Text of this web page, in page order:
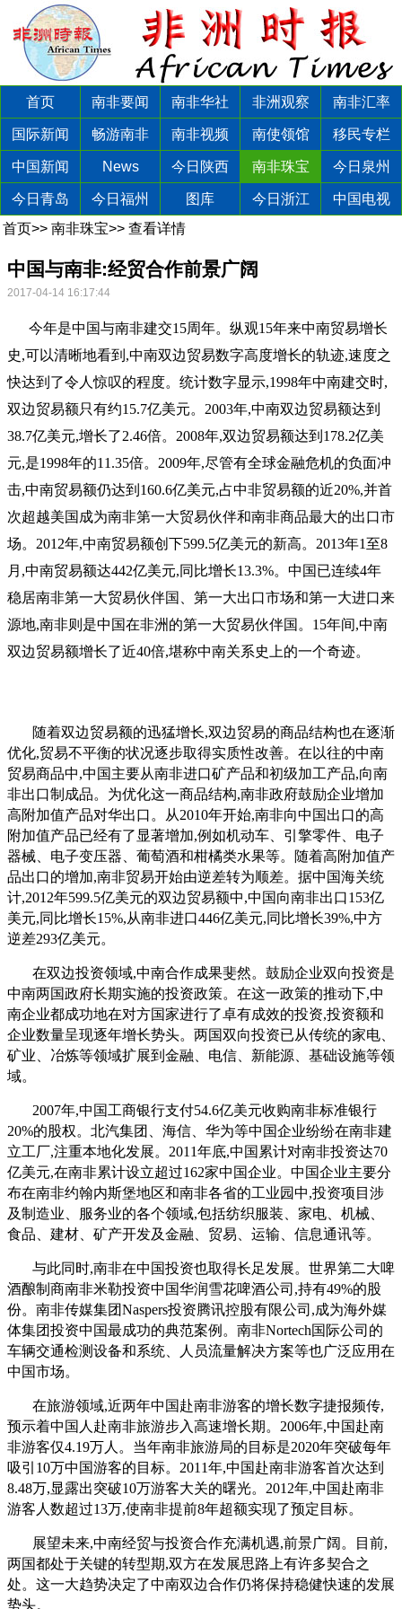
首页 南非要闻 南非华社 非洲观察 南非汇率
国际新闻 畅游南非 南非视频 南使领馆 移民专栏
中国新闻 News 今日陕西 南非珠宝 今日泉州
今日青岛 今日福州 图库 今日浙江
中国电视
首页>> 南非珠宝>> 查看详情
中国与南非:经贸合作前景广阔
2017-04-14 16:17:44
今年是中国与南非建交15周年。纵观15年来中南贸易增长
史,可以清晰地看到,中南双边贸易数字高度增长的轨迹,速度之
快达到了令人惊叹的程度。统计数字显示,1998年中南建交时,
双边贸易额只有约15.7亿美元。2003年,中南双边贸易额达到
38.7亿美元,增长了2.46倍。2008年,双边贸易额达到178.2亿美
元,是1998年的11.35倍。2009年,尽管有全球金融危机的负面冲
击,中南贸易额仍达到160.6亿美元,占中非贸易额的近20%,并首
次超越美国成为南非第一大贸易伙伴和南非商品最大的出口市
场。2012年,中南贸易额创下599.5亿美元的新高。2013年1至8
月,中南贸易额达442亿美元,同比增长13.3%。中国已连续4年
稳居南非第一大贸易伙伴国、第一大出口市场和第一大进口来
源地,南非则是中国在非洲的第一大贸易伙伴国。15年间,中南
双边贸易额增长了近40倍,堪称中南关系史上的一个奇迹。
随着双边贸易额的迅猛增长,双边贸易的商品结构也在逐渐
优化,贸易不平衡的状况逐步取得实质性改善。在以往的中南
贸易商品中,中国主要从南非进口矿产品和初级加工产品,向南
非出口制成品。为优化这一商品结构,南非政府鼓励企业增加
高附加值产品对华出口。从2010年开始,南非向中国出口的高
附加值产品已经有了显著增加,例如机动车、引擎零件、电子
器械、电子变压器、葡萄酒和柑橘类水果等。随着高附加值产
品出口的增加,南非贸易开始由逆差转为顺差。据中国海关统
计,2012年599.5亿美元的双边贸易额中,中国向南非出口153亿
美元,同比增长15%,从南非进口446亿美元,同比增长39%,中方
逆差293亿美元。
在双边投资领域,中南合作成果斐然。鼓励企业双向投资是
中南两国政府长期实施的投资政策。在这一政策的推动下,中
南企业都成功地在对方国家进行了卓有成效的投资,投资额和
企业数量呈现逐年增长势头。两国双向投资已从传统的家电、
矿业、冶炼等领域扩展到金融、电信、新能源、基础设施等领
域。
2007年,中国工商银行支付54.6亿美元收购南非标准银行
20%的股权。北汽集团、海信、华为等中国企业纷纷在南非建
立工厂,注重本地化发展。2011年底,中国累计对南非投资达70
亿美元,在南非累计设立超过162家中国企业。中国企业主要分
布在南非约翰内斯堡地区和南非各省的工业园中,投资项目涉
及制造业、服务业的各个领域,包括纺织服装、家电、机械、
食品、建材、矿产开发及金融、贸易、运输、信息通讯等。
与此同时,南非在中国投资也取得长足发展。世界第二大啤
酒酿制商南非米勒投资中国华润雪花啤酒公司,持有49%的股
份。南非传媒集团Naspers投资腾讯控股有限公司,成为海外媒
体集团投资中国最成功的典范案例。南非Nortech国际公司的
车辆交通检测设备和系统、人员流量解决方案等也广泛应用在
中国市场。
在旅游领域,近两年中国赴南非游客的增长数字捷报频传,
预示着中国人赴南非旅游步入高速增长期。2006年,中国赴南
非游客仅4.19万人。当年南非旅游局的目标是2020年突破每年
吸引10万中国游客的目标。2011年,中国赴南非游客首次达到
8.48万,显露出突破10万游客大关的曙光。2012年,中国赴南非
游客人数超过13万,使南非提前8年超额实现了预定目标。
展望未来,中南经贸与投资合作充满机遇,前景广阔。目前,
两国都处于关键的转型期,双方在发展思路上有许多契合之
处。这一大趋势决定了中南双边合作仍将保持稳健快速的发展
势头。